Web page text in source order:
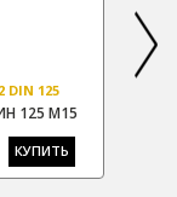
125
125 М15
КУПИТЬ